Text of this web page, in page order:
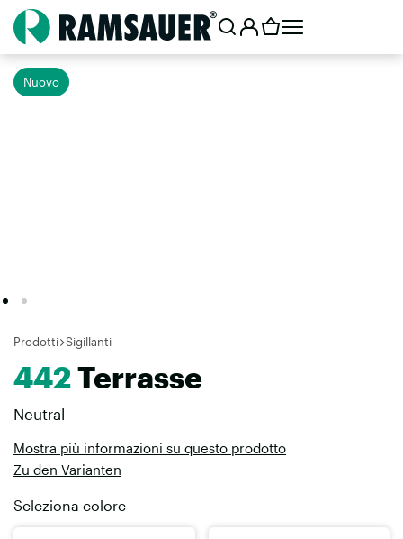
Nuovo
Prodotti Sigillanti
442Terrasse
Neutral
Mostra più informazioni su questo prodotto
Zu den Varianten
Seleziona colore